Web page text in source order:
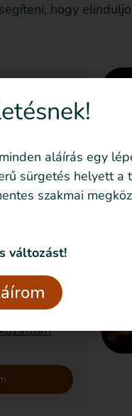
hogy
az
aláírás egy
sürgetés helyett a
szakmai
változást!